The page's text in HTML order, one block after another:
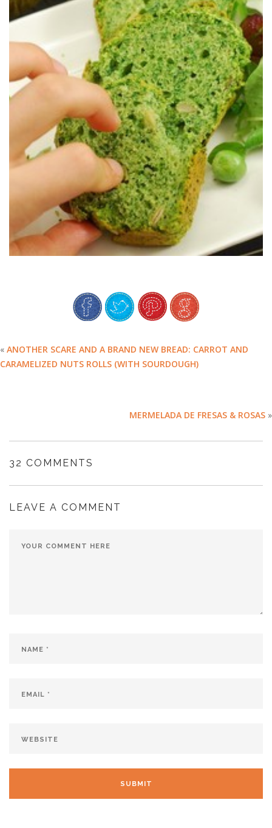
CAKES (SALADOS) DE MASA MADRE,
HOJAS DE ACELGAS & PIPAS DE
CALABAZA
Unos muffins salados repletos de hojas de acelgas y pipas de
calabaza.
« ANOTHER SCARE AND A BRAND NEW BREAD: CARROT AND
CARAMELIZED NUTS ROLLS (WITH SOURDOUGH)
MERMELADA DE FRESAS & ROSAS »
32 COMMENTS
LEAVE A COMMENT